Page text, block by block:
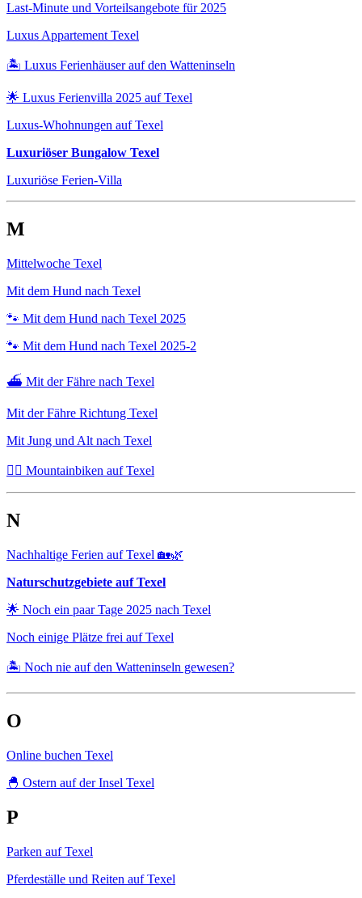
Last-Minute und Vorteilsangebote für 2025
Luxus Appartement Texel
🏝️ Luxus Ferienhäuser auf den Watteninseln
🌟 Luxus Ferienvilla 2025 auf Texel
Luxus-Whohnungen auf Texel
Luxuriöser Bungalow Texel
Luxuriöse Ferien-Villa
M
Mittelwoche Texel
Mit dem Hund nach Texel
🐾 Mit dem Hund nach Texel 2025
🐾 Mit dem Hund nach Texel 2025-2
⛴️ Mit der Fähre nach Texel
Mit der Fähre Richtung Texel
Mit Jung und Alt nach Texel
🚴‍♂️ Mountainbiken auf Texel
N
Nachhaltige Ferien auf Texel 🏡🌿
Naturschutzgebiete auf Texel
🌟 Noch ein paar Tage 2025 nach Texel
Noch einige Plätze frei auf Texel
🏝️ Noch nie auf den Watteninseln gewesen?
O
Online buchen Texel
🐣 Ostern auf der Insel Texel
P
Parken auf Texel
Pferdeställe und Reiten auf Texel